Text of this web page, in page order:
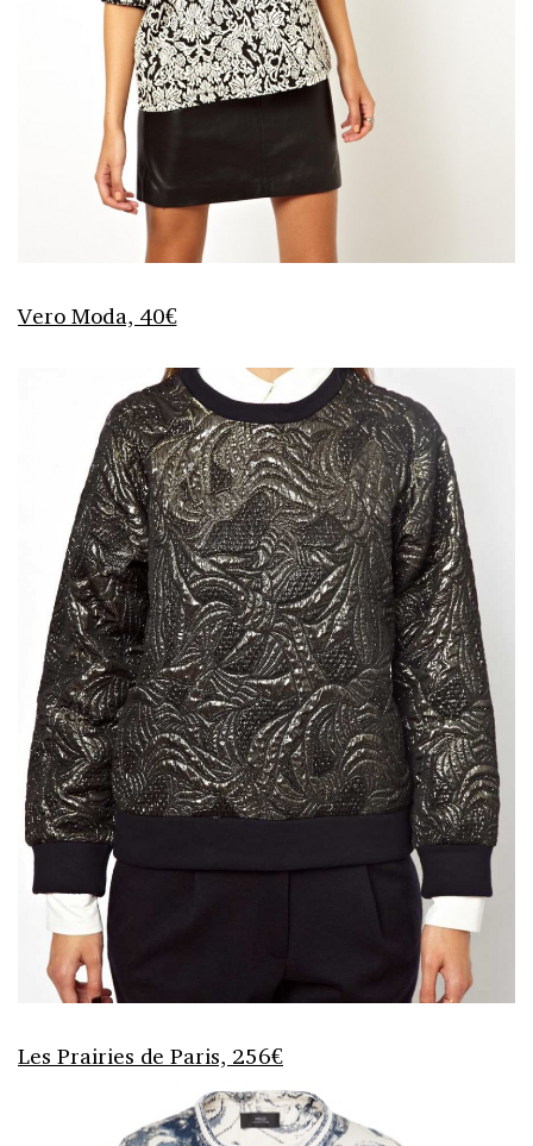
Vero Moda, 40€
Les Prairies de Paris, 256€